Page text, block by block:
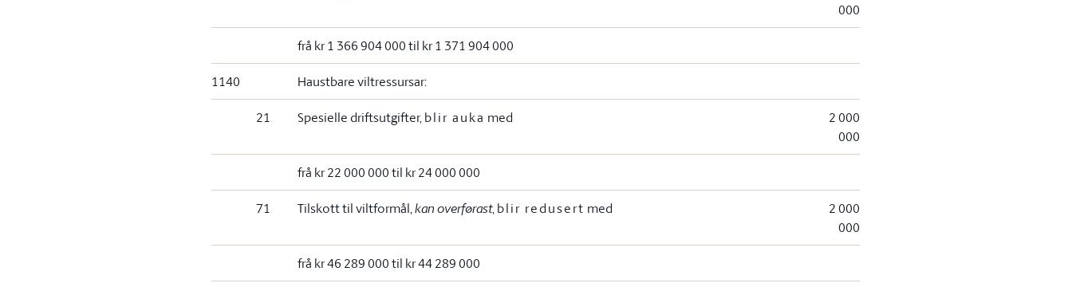
000
frå kr 1 366 904 000 til kr 1 371 904 000
1140 Haustbare viltressursar:
21 Spesielle driftsutgifter,blir auka med
2 000
000
frå kr 22 000 000 til kr 24 000 000
71 Tilskott til viltformål,kan overførast,blir redusert med
2 000
000
frå kr 46 289 000 til kr 44 289 000